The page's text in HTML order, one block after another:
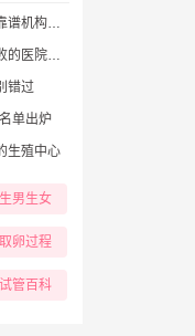
别错过
大盘点
错过
单出炉
生殖中心
生男生女
取卵过程
试管百科